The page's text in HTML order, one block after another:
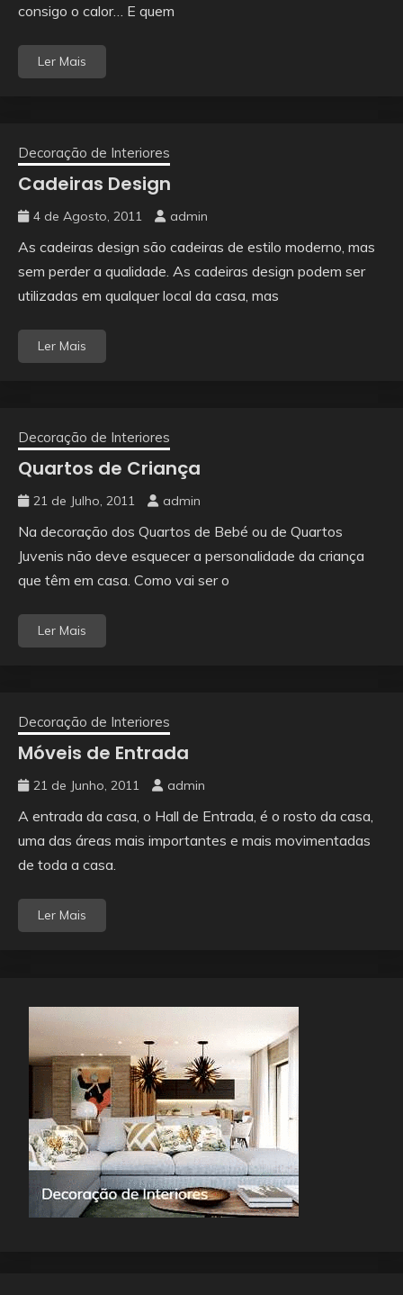
consigo o calor… E quem
Ler Mais
Decoração de Interiores
Cadeiras Design
4 de Agosto, 2011 admin
As cadeiras design são cadeiras de estilo moderno, mas
sem perder a qualidade. As cadeiras design podem ser
utilizadas em qualquer local da casa, mas
Ler Mais
Decoração de Interiores
Quartos de Criança
21 de Julho, 2011 admin
Na decoração dos Quartos de Bebé ou de Quartos
Juvenis não deve esquecer a personalidade da criança
que têm em casa. Como vai ser o
Ler Mais
Decoração de Interiores
Móveis de Entrada
21 de Junho, 2011 admin
A entrada da casa, o Hall de Entrada, é o rosto da casa,
uma das áreas mais importantes e mais movimentadas
de toda a casa.
Ler Mais